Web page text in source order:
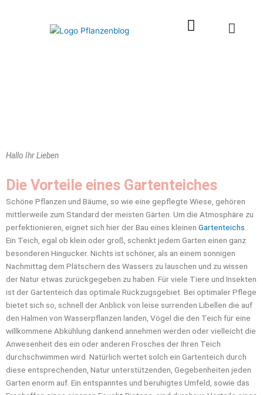
Hallo Ihr Lieben
Die Vorteile eines Gartenteiches
Schöne Pflanzen und Bäume, so wie eine gepflegte Wiese, gehören
mittlerweile zum Standard der meisten Gärten. Um die Atmosphäre zu
perfektionieren, eignet sich hier der Bau eines kleinen Gartenteichs.
Ein Teich, egal ob klein oder groß, schenkt jedem Garten einen ganz
besonderen Hingucker. Nichts ist schöner, als an einem sonnigen
Nachmittag dem Plätschern des Wassers zu lauschen und zu wissen
der Natur etwas zurückgegeben zu haben. Für viele Tiere und Insekten
ist der Gartenteich das optimale Rückzugsgebiet. Bei optimaler Pflege
bietet sich so, schnell der Anblick von leise surrenden Libellen die auf
den Halmen von Wasserpflanzen landen, Vögel die den Teich für eine
willkommene Abkühlung dankend annehmen werden oder vielleicht die
Anwesenheit des ein oder anderen Frosches der Ihren Teich
durchschwimmen wird. Natürlich wertet solch ein Gartenteich durch
diese entsprechenden, Natur unterstützenden, Gegebenheiten jeden
Garten enorm auf. Ein entspanntes und beruhigtes Umfeld, sowie das